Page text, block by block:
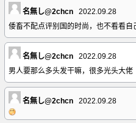
名無し@2chcn
2022.09.28
倭畜不配点评别国的时尚，也不看看自
名無し@2chcn
2022.09.28
男人要那么多头发干嘛，很多光头大佬
名無し@2chcn 2022.09.28